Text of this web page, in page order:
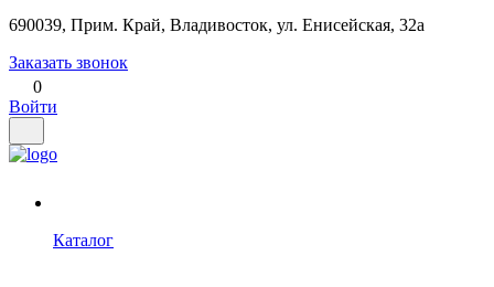
690039, Прим. Край, Владивосток, ул. Енисейская, 32а
Заказать звонок
0
Войти
Каталог